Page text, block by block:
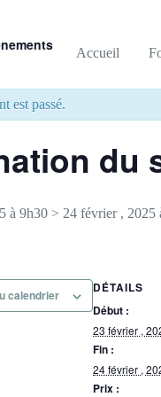
Accueil
est passé.
du
à 9h30 > 24 février , 2025
calendrier
DÉTAILS
Début :
23 février ,
Fin :
24 février ,
Prix :